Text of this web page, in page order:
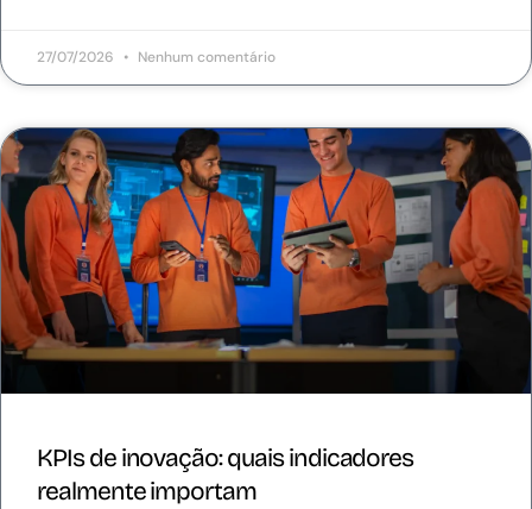
27/07/2026 Nenhum comentário
KPIs de inovação: quais indicadores
realmente importam